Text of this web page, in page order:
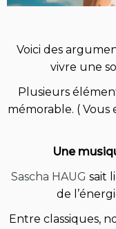
Voici des
vivre une
Plusieurs
mémorable. ( Vous
Une
Sascha HAUG sait
de
Entre classiques,